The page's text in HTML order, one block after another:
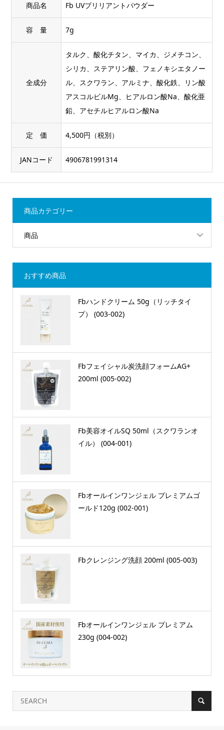
商品名 Fb UVブリリアントパウダー
容 量 7g
全成分
タルク、酸化チタン、マイカ、ジメチコン、
シリカ、ステアリン酸、フェノキシエタノー
ル、スクワラン、アルミナ、酸化鉄、リン酸
アスコルビルMg、ヒアルロン酸Na、酸化亜
鉛、アセチルヒアルロン酸Na
定 価 4,500円（税別）
JANコード 4906781991314
商品カテゴリー
商品
おすすめ商品
Fbハンドクリーム 50g（リッチタイ
プ） (003-002)
Fbフェイシャル炭洗顔フォームAG+
200ml (005-002)
Fb美容オイルSQ 50ml（スクワランオ
イル） (004-001)
Fbオールインワンジェル プレミアムゴ
ールド120g (002-001)
Fbクレンジング洗顔 200ml (005-003)
Fbオールインワンジェル プレミアム
230g (004-002)